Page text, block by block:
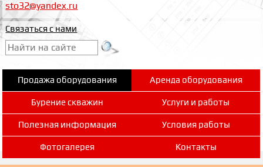
sto32@yandex.ru
Связаться с нами
Продажа оборудования Аренда оборудования
Бурение скважин Услуги и работы
Полезная информация Условия работы
Фотогалерея Контакты